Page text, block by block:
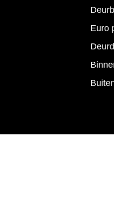
Euro